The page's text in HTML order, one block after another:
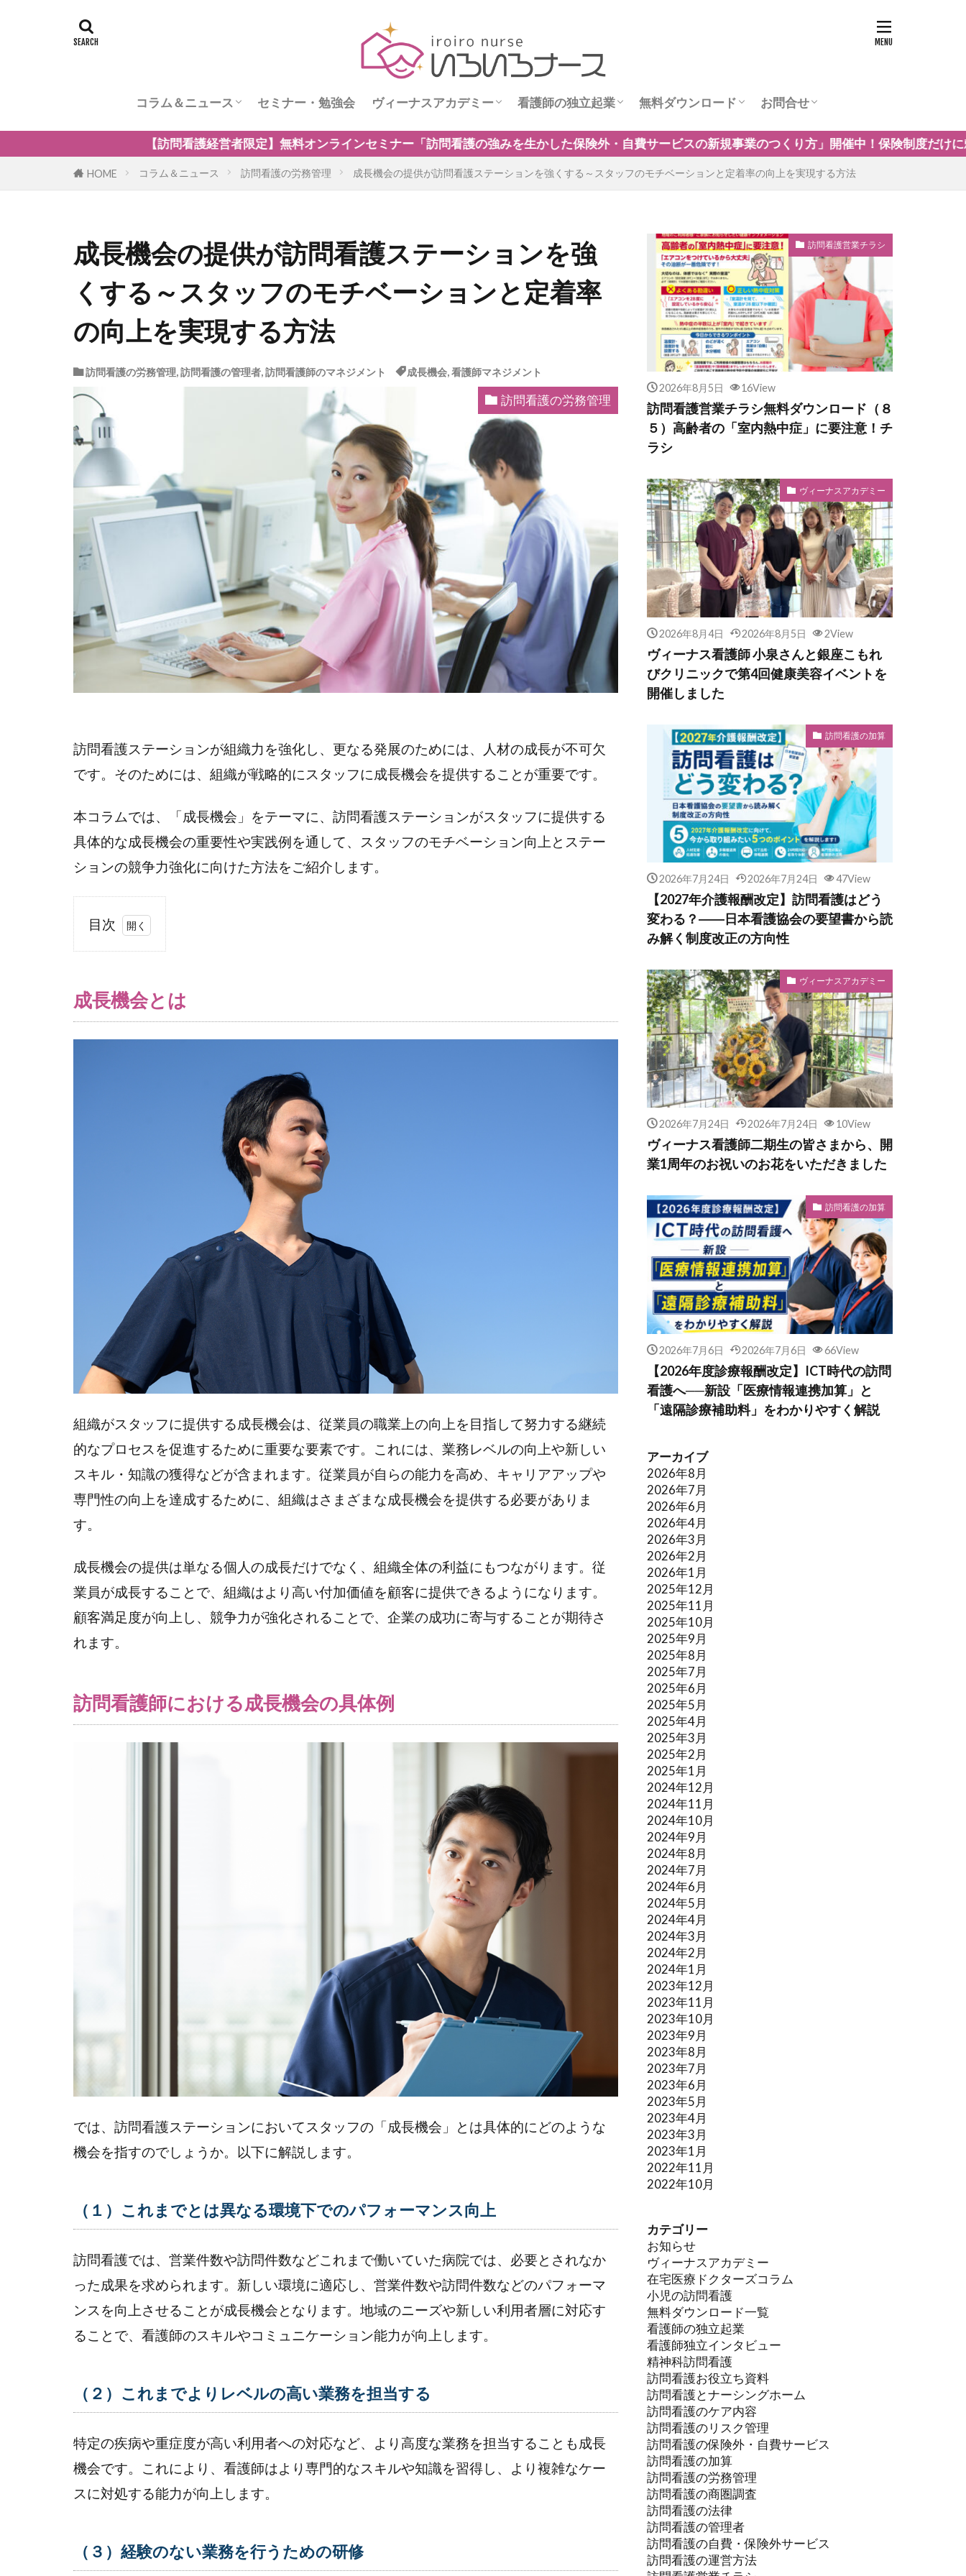
コラム＆ニュース
訪問看護のケア内容
訪問看護の管理者の役割
訪問看護のリスク管理
訪問看護の加算
訪問看護とナーシングホーム
訪問看護の自費・保険外サービス
訪問看護師のウェルビーング
小児の訪問看護
精神科訪問看護
訪問看護の法律
訪問看護師のマネジメント
セミナー・勉強会 ヴィーナスアカデミー
ヴィーナスニュース
看護師の独立起業
看護師独立インタビュー
無料ダウンロード
営業チラシテンプレート
訪問看護お役立ち資料
訪問看護の商圏調査
お問合せ
運営会社
問看護経営者限定】無料オンラインセミナー「訪問看護の強みを生かした保険外・自費サービスの新規事業のつくり方」開催中！保険制度だけに頼らない自費・保険外サー
HOME コラム＆ニュース 訪問看護の労務管理 成長機会の提供が訪問看護ステーションを強くする～スタッフのモチベーションと定着率の向上を実現する方法
成長機会の提供が訪問看護ステーションを強
くする～スタッフのモチベーションと定着率
の向上を実現する方法
訪問看護の労務管理,訪問看護の管理者,訪問看護師のマネジメント 成長機会,看護師マネジメント
訪問看護の労務管理
訪問看護ステーションが組織力を強化し、更なる発展のためには、人材の成長が不可欠
です。そのためには、組織が戦略的にスタッフに成長機会を提供することが重要です。
本コラムでは、「成長機会」をテーマに、訪問看護ステーションがスタッフに提供する
具体的な成長機会の重要性や実践例を通して、スタッフのモチベーション向上とステー
ションの競争力強化に向けた方法をご紹介します。
目次
1
機
会
と
具
体
例
2.1
（１）
これま
でとは
異なる
マンス
向上
2.2
（２）
これま
の高い
業務を
担当す
ぜ、
看護
ョン
にと
スタ
ッフ
への
成長
機会
必要
なの
（１）
スキル
3.2
（２）
成長機会とは
組織がスタッフに提供する成長機会は、従業員の職業上の向上を目指して努力する継続
的なプロセスを促進するために重要な要素です。これには、業務レベルの向上や新しい
スキル・知識の獲得などが含まれます。従業員が自らの能力を高め、キャリアアップや
専門性の向上を達成するために、組織はさまざまな成長機会を提供する必要がありま
す。
成長機会の提供は単なる個人の成長だけでなく、組織全体の利益にもつながります。従
業員が成長することで、組織はより高い付加価値を顧客に提供できるようになります。
顧客満足度が向上し、競争力が強化されることで、企業の成功に寄与することが期待さ
れます。
訪問看護師における成長機会の具体例
では、訪問看護ステーションにおいてスタッフの「成長機会」とは具体的にどのような
機会を指すのでしょうか。以下に解説します。
（１）これまでとは異なる環境下でのパフォーマンス向上
訪問看護では、営業件数や訪問件数などこれまで働いていた病院では、必要とされなか
った成果を求められます。新しい環境に適応し、営業件数や訪問件数などのパフォーマ
ンスを向上させることが成長機会となります。地域のニーズや新しい利用者層に対応す
ることで、看護師のスキルやコミュニケーション能力が向上します。
（２）これまでよりレベルの高い業務を担当する
特定の疾病や重症度が高い利用者への対応など、より高度な業務を担当することも成長
機会です。これにより、看護師はより専門的なスキルや知識を習得し、より複雑なケー
スに対処する能力が向上します。
（３）経験のない業務を行うための研修
訪問看護営業チラシ
2026年8月5日 16View
訪問看護営業チラシ無料ダウンロード（８
５）高齢者の「室内熱中症」に要注意！チ
ラシ
ヴィーナスアカデミー
2026年8月4日 2026年8月5日 2View
ヴィーナス看護師 小泉さんと銀座こもれ
びクリニックで第4回健康美容イベントを
開催しました
訪問看護の加算
2026年7月24日 2026年7月24日 47View
【2027年介護報酬改定】訪問看護はどう
変わる？――日本看護協会の要望書から読
み解く制度改正の方向性
ヴィーナスアカデミー
2026年7月24日 2026年7月24日 10View
ヴィーナス看護師二期生の皆さまから、開
業1周年のお祝いのお花をいただきました
訪問看護の加算
2026年7月6日 2026年7月6日 66View
【2026年度診療報酬改定】ICT時代の訪問
看護へ──新設「医療情報連携加算」と
「遠隔診療補助料」をわかりやすく解説
アーカイブ
2026年8月
2026年7月
2026年6月
2026年4月
2026年3月
2026年2月
2026年1月
2025年12月
2025年11月
2025年10月
2025年9月
2025年8月
2025年7月
2025年6月
2025年5月
2025年4月
2025年3月
2025年2月
2025年1月
2024年12月
2024年11月
2024年10月
2024年9月
2024年8月
2024年7月
2024年6月
2024年5月
2024年4月
2024年3月
2024年2月
2024年1月
2023年12月
2023年11月
2023年10月
2023年9月
2023年8月
2023年7月
2023年6月
2023年5月
2023年4月
2023年3月
2023年1月
2022年11月
2022年10月
カテゴリー
お知らせ
ヴィーナスアカデミー
在宅医療ドクターズコラム
小児の訪問看護
無料ダウンロード一覧
看護師の独立起業
看護師独立インタビュー
精神科訪問看護
訪問看護お役立ち資料
訪問看護とナーシングホーム
訪問看護のケア内容
訪問看護のリスク管理
訪問看護の保険外・自費サービス
訪問看護の加算
訪問看護の労務管理
訪問看護の商圏調査
訪問看護の法律
訪問看護の管理者
訪問看護の自費・保険外サービス
訪問看護の運営方法